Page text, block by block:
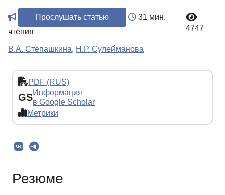
Прослушать статью
31 мин.
чтения
4747
В.А. Степашкина, Н.Р. Сулейманова
PDF (RUS)
GSИнформация
в Google Scholar
Метрики
Резюме